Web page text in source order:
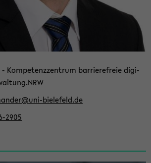
Kom­pe­tenz­zen­trum bar­rie­re­freie di­gi­
​bielefeld.de
​2905